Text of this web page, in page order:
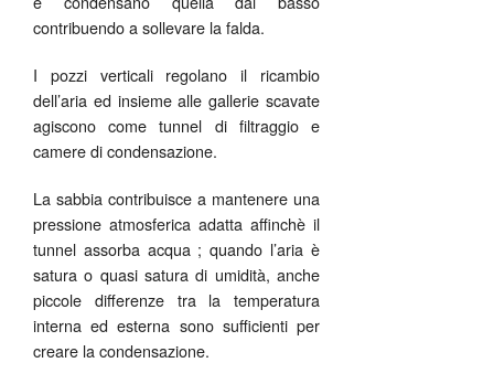
contribuendo a sollevare la falda.
I pozzi verticali regolano il ricambio
dell’aria ed insieme alle gallerie scavate
agiscono come tunnel di filtraggio e
camere di condensazione.
La sabbia contribuisce a mantenere una
pressione atmosferica adatta affinchè il
tunnel assorba acqua ; quando l’aria è
satura o quasi satura di umidità, anche
piccole differenze tra la temperatura
interna ed esterna sono sufficienti per
creare la condensazione.